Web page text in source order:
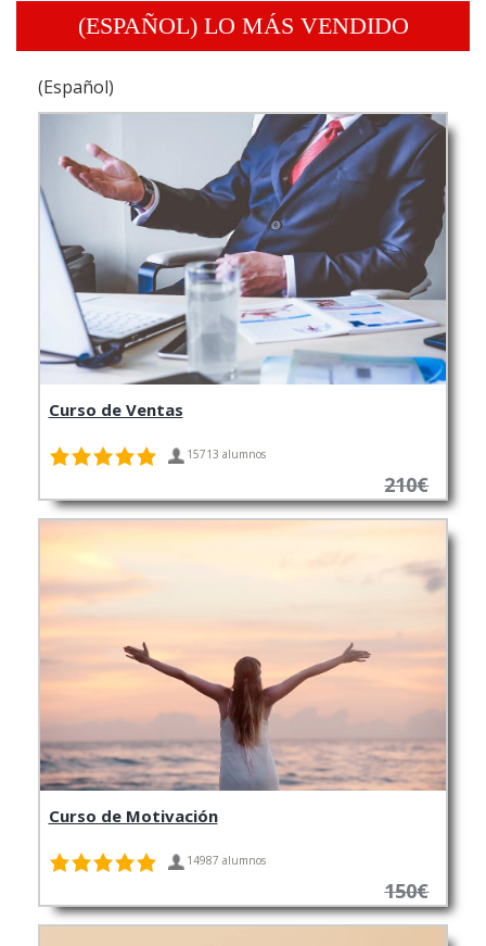
(ESPAÑOL) LO MÁS VENDIDO
(Español)
Curso de Ventas
15713 alumnos
210€
Curso de Motivación
14987 alumnos
150€